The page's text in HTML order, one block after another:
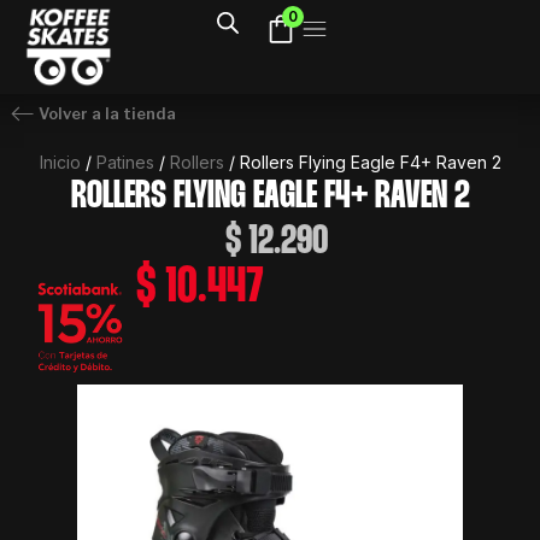
contenido
0
Volver a la tienda
Inicio / Patines / Rollers / Rollers Flying Eagle F4+ Raven 2
ROLLERS FLYING EAGLE F4+ RAVEN 2
$12.290
$ 10.447